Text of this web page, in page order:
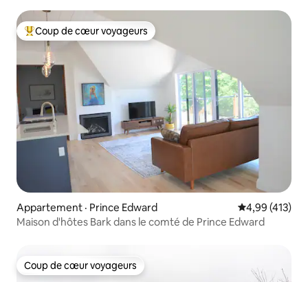
Coup de cœur voyageurs parmi les plus aimés
Coup de cœur voyageurs
Appartement · Prince Edward Note
4,99 (413)
Maison d'hôtes Bark dans le comté de Prince Edward
Coup de cœur voyageurs
Coup de cœur voyageurs